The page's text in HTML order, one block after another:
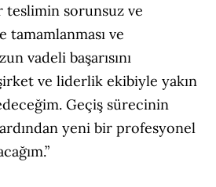
teslimin sorunsuz ve
ve
vadeli başarısını
ve liderlik ekibiyle yakın
Geçiş sürecinin
ardından yeni bir profesyonel